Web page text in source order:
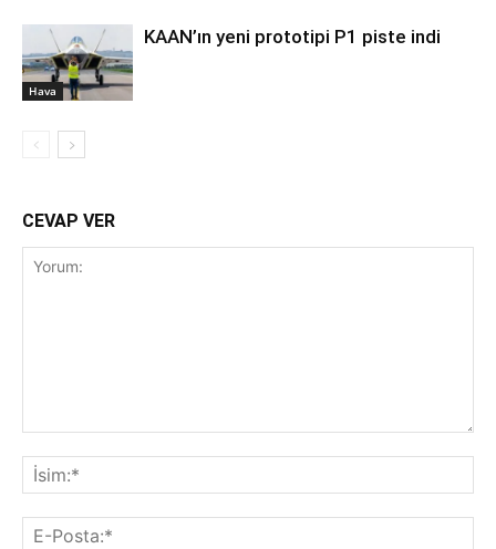
Hava
KAAN’ın yeni prototipi P1 piste indi
CEVAP VER